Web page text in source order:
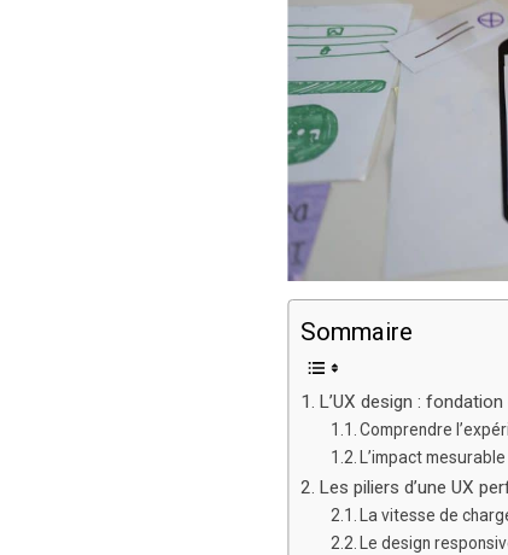
Sommaire
L’UX design :
Comprendre
L’impact
Les piliers d’une UX
La vitesse de
Le design